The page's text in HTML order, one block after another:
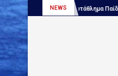
NEWS
Πόλο, Παγκόσμιο πρωτάθλημα Παίδων:...